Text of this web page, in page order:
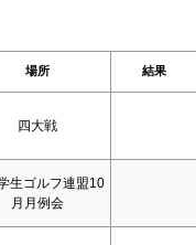
場所 結果
四大戦
生ゴルフ連盟10
月月例会